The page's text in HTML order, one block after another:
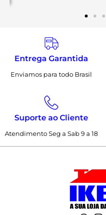
Entrega Garantida
Enviamos para todo Brasil
Suporte ao Cliente
Atendimento Seg a Sab 9 a 18